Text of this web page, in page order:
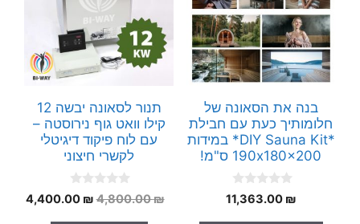
בנה את הסאונה של
חלומותיך כעת עם חבילת
*DIY Sauna Kit* במידות
190x180x200 ס"מ!
0
o
11,363.00 ₪
תנור לסאונה יבשה 12
קילו וואט גוף נירוסטה –
עם לוח פיקוד דיגיטלי
לקשרי חיצוני
0
o
4,800.00₪
המחיר
4,400.00 ₪